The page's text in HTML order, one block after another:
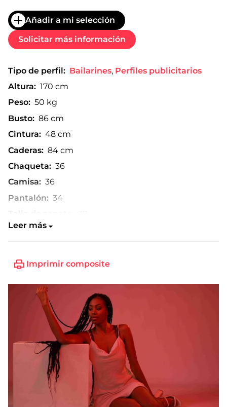
Añadir a mi selección
Solicitar más información
Tipo de perfil: Bailarines, Perfiles publicitarios
Altura: 170 cm
Peso: 50 kg
Busto: 86 cm
Cintura: 48 cm
Caderas: 84 cm
Chaqueta: 36
Camisa: 36
Pantalón: 34
Leer más
Imprimir composite